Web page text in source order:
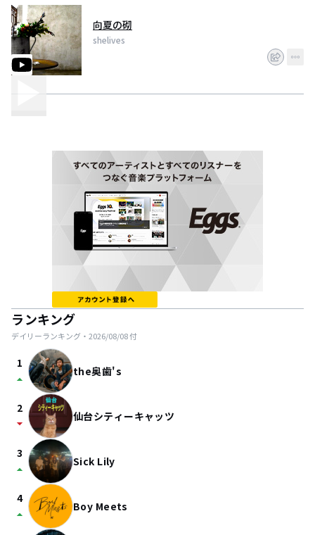
向夏の砌
shelives
ランキング
デイリーランキング・ 2026/08/08付
1
arrow_drop_up the奥歯's
2
arrow_drop_down 仙台シティーキャッツ
3
arrow_drop_up Sick Lily
4
arrow_drop_up Boy Meets